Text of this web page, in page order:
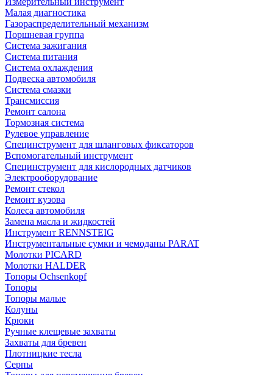
Малая диагностика
Газораспределительный механизм
Поршневая группа
Система зажигания
Система питания
Система охлаждения
Подвеска автомобиля
Система смазки
Трансмиссия
Ремонт салона
Тормозная система
Рулевое управление
Специнструмент для шланговых фиксаторов
Вспомогательный инструмент
Специнструмент для кислородных датчиков
Электрооборудование
Ремонт стекол
Ремонт кузова
Колеса автомобиля
Замена масла и жидкостей
Инструмент RENNSTEIG
Инструментальные сумки и чемоданы PARAT
Молотки PICARD
Молотки HALDER
Топоры Ochsenkopf
Топоры
Топоры малые
Колуны
Крюки
Ручные клещевые захваты
Захваты для бревен
Плотницкие тесла
Серпы